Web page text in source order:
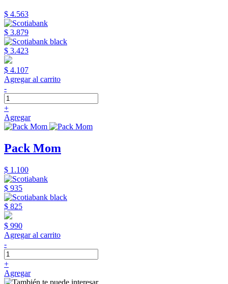
$ 4.563
$ 3.879
$ 3.423
$ 4.107
Agregar al carrito
-
+
Agregar
Pack Mom
$ 1.100
$ 935
$ 825
$ 990
Agregar al carrito
-
+
Agregar